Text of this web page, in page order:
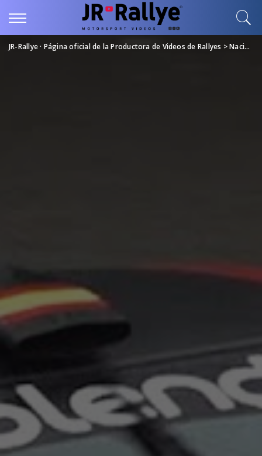
JR-Rallye · Página oficial de la Productora de Videos de Rallyes >Nacional